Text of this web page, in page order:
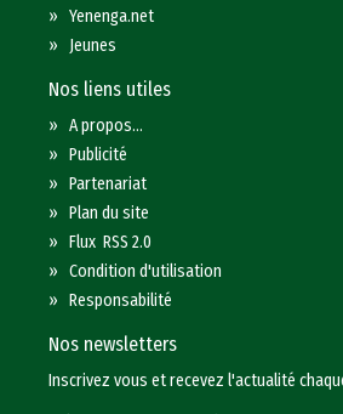
»Yenenga.net
» Jeunes
Nos liens utiles
»A propos...
»Publicité
»Partenariat
»Plan du site
»Flux RSS 2.0
»Condition d'utilisation
»Responsabilité
Nos newsletters
Inscrivez vous et recevez l'actualité